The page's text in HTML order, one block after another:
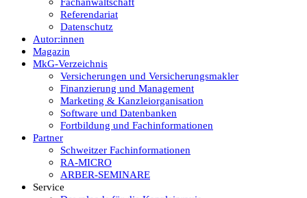
Referendariat
Datenschutz
Autor:innen
Magazin
MkG-Verzeichnis
Versicherungen und Versicherungsmakler
Finanzierung und Management
Marketing & Kanzleiorganisation
Software und Datenbanken
Fortbildung und Fachinformationen
Partner
Schweitzer Fachinformationen
RA-MICRO
ARBER-SEMINARE
Service